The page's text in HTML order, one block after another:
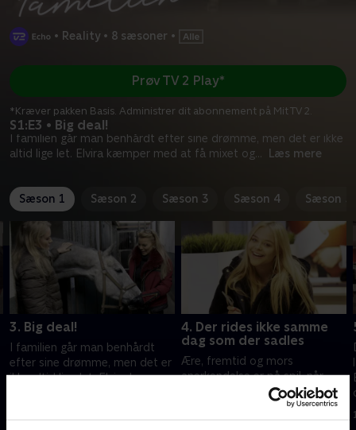
• Reality • 8 sæsoner •
S1:E3 • Big deal!
I familien går man benhårdt efter sine drømme, men det er ikke
altid lige let. Elvira kæmper med at få mixet og... Læs mere
Prøv TV 2 Play*
*Kræver pakken Basis. Administrer dit abonnement på Mit TV 2.
Sæson 1 Sæson 2 Sæson 3 Sæson 4 Sæson 5
3. Big deal!
I familien går man benhårdt
efter sine drømme, men det er
ikke altid lige let. Elvira kæmper
4. Der rides ikke samme
dag som der sadles
Ære, fremtid og mors
anerkendelse er på spil, når
Thalia skal have sin og sin mors
fælles hest, Quality, til stævne i
Holland.